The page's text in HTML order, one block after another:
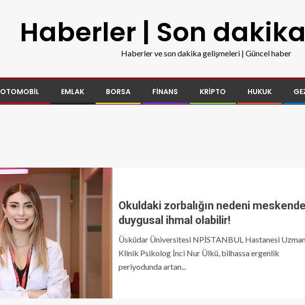
Haberler | Son
Haberler ve son dakika gelişmeleri | Güncel haber
OTOMOBIL EMLAK BORSA FINANS KRIPTO HUKUK
Okuldaki zorbalığın nedeni
duygusal ihmal olabilir!
Üsküdar Üniversitesi NPİSTANBUL Hastanesi
Klinik Psikolog İnci Nur Ülkü, bilhassa ergenlik
periyodunda artan...